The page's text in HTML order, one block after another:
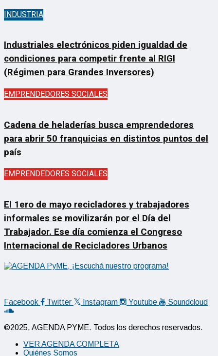
INDUSTRIA
Industriales electrónicos piden igualdad de
condiciones para competir frente al RIGI
(Régimen para Grandes Inversores)
EMPRENDEDORES SOCIALES
Cadena de heladerías busca emprendedores
para abrir 50 franquicias en distintos puntos del
país
EMPRENDEDORES SOCIALES
El 1ero de mayo recicladores y trabajadores
informales se movilizarán por el Día del
Trabajador. Ese día comienza el Congreso
Internacional de Recicladores Urbanos
Facebook Twitter Instagram Youtube Soundcloud
©2025, AGENDA PYME. Todos los derechos reservados.
VER AGENDA COMPLETA
Quiénes Somos